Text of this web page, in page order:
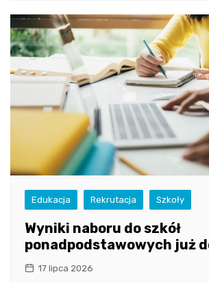
Edukacja Rekrutacja Szkoły
Wyniki naboru do szkół
ponadpodstawowych już
17 lipca 2026